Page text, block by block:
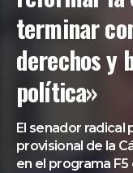
terminar
derechos y
política»
El senador radical
provisional de la
en el programa